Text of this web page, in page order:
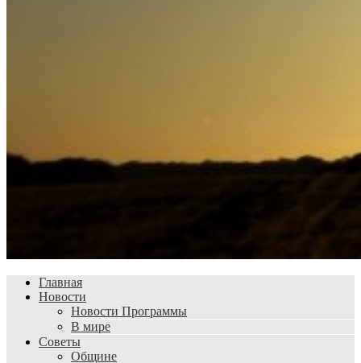
Главная
Новости
Новости Программы
В мире
Советы
Общине